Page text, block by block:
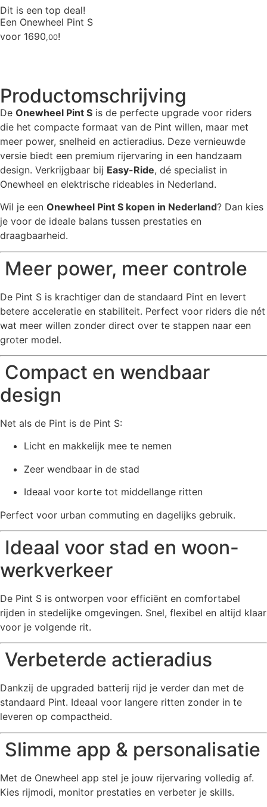
Dit is een top deal!
Een Onewheel Pint S
voor 1690,00!
Productomschrijving
De Onewheel Pint S is de perfecte upgrade voor riders
die het compacte formaat van de Pint willen, maar met
meer power, snelheid en actieradius. Deze vernieuwde
versie biedt een premium rijervaring in een handzaam
design. Verkrijgbaar bij Easy-Ride, dé specialist in
Onewheel en elektrische rideables in Nederland.
Wil je een Onewheel Pint S kopen in Nederland? Dan kies
je voor de ideale balans tussen prestaties en
draagbaarheid.
Meer power, meer controle
De Pint S is krachtiger dan de standaard Pint en levert
betere acceleratie en stabiliteit. Perfect voor riders die nét
wat meer willen zonder direct over te stappen naar een
groter model.
Compact en wendbaar
design
Net als de Pint is de Pint S:
Licht en makkelijk mee te nemen
Zeer wendbaar in de stad
Ideaal voor korte tot middellange ritten
Perfect voor urban commuting en dagelijks gebruik.
Ideaal voor stad en woon-
werkverkeer
De Pint S is ontworpen voor efficiënt en comfortabel
rijden in stedelijke omgevingen. Snel, flexibel en altijd klaar
voor je volgende rit.
Verbeterde actieradius
Dankzij de upgraded batterij rijd je verder dan met de
standaard Pint. Ideaal voor langere ritten zonder in te
leveren op compactheid.
Slimme app & personalisatie
Met de Onewheel app stel je jouw rijervaring volledig af.
Kies rijmodi, monitor prestaties en verbeter je skills.